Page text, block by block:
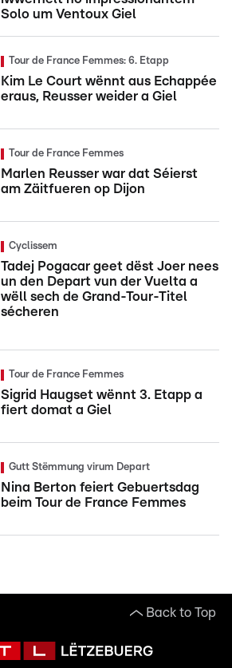
Solo um Ventoux Giel
Tour de France Femmes: 6. Etapp
Kim Le Court wënnt aus Echappée
eraus, Reusser weider a Giel
Tour de France Femmes
Marlen Reusser war dat Séierst
am Zäitfueren op Dijon
Cyclissem
Tadej Pogacar geet dëst Joer nees
un den Depart vun der Vuelta a
wëll sech de Grand-Tour-Titel
sécheren
Tour de France Femmes
Sigrid Haugset wënnt 3. Etapp a
fiert domat a Giel
Gutt Stëmmung virum Depart
Nina Berton feiert Gebuertsdag
beim Tour de France Femmes
Back to Top